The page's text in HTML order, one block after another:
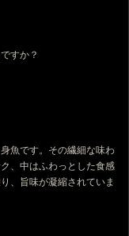
すか？
魚です。その繊細な味わ
、中はふわっとした食感
、旨味が凝縮されていま